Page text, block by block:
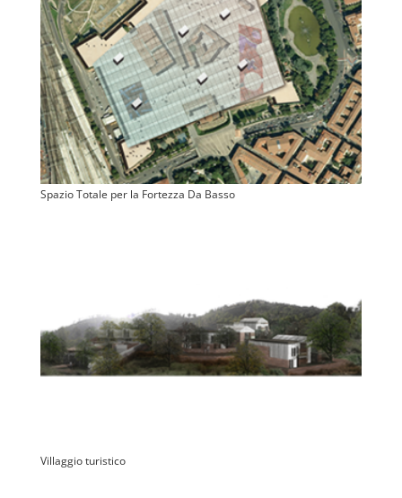
Spazio Totale per la Fortezza Da Basso
Villaggio turistico